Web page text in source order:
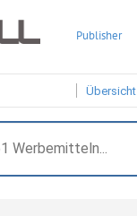
Publisher
Übersicht